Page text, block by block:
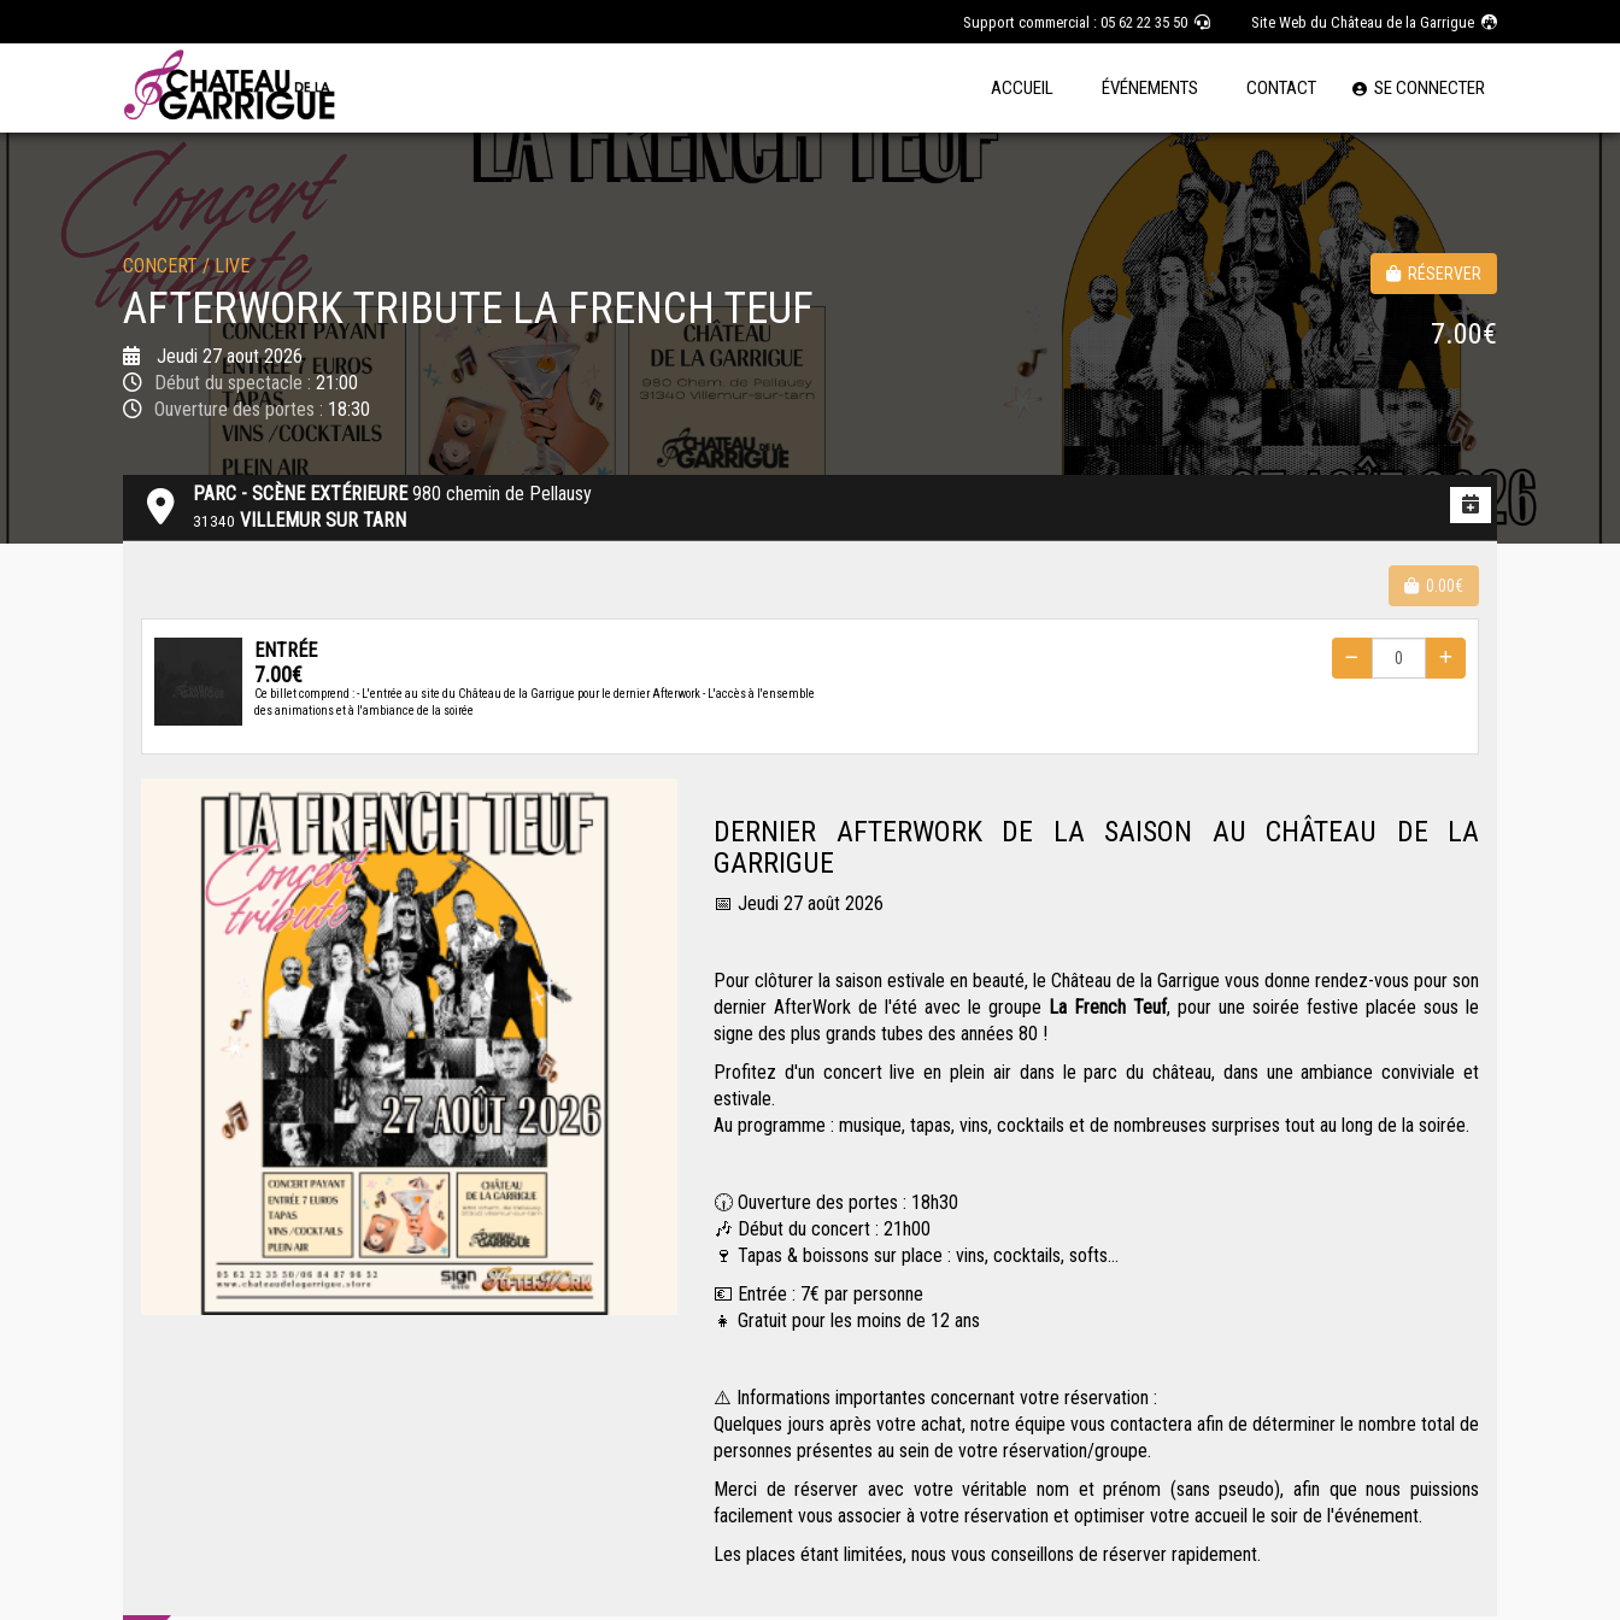
Support commercial : 05 62 22 35 50 Site Web du Château de la Garrigue
ACCUEIL ÉVÉNEMENTS CONTACT SE CONNECTER
CONCERT/LIVE
AFTERWORK TRIBUTE LA FRENCH TEUF
Jeudi 27aout 2026
Début du spectacle : 21:00
Ouverture des portes : 18:30
RÉSERVER
7.00€
PARC - SCÈNE EXTÉRIEURE980 chemin de Pellausy
31340 VILLEMUR SUR TARN
0.00€
ENTRÉE
7.00€
Ce billet comprend : - L'entrée au site du Château de la Garrigue pour le dernier Afterwork - L'accès à l'ensemble
des animations et à l'ambiance de la soirée
DERNIER AFTERWORK DE LA SAISON AU CHÂTEAU DE LA
GARRIGUE
📅 Jeudi 27 août 2026
Pour clôturer la saison estivale en beauté, le Château de la Garrigue vous donne rendez-vous pour son
dernier AfterWork de l'été avec le groupe La French Teuf, pour une soirée festive placée sous le
signe des plus grands tubes des années 80 !
Profitez d'un concert live en plein air dans le parc du château, dans une ambiance conviviale et
estivale.
Au programme : musique, tapas, vins, cocktails et de nombreuses surprises tout au long de la soirée.
🕡 Ouverture des portes : 18h30
🎶 Début du concert : 21h00
🍷 Tapas & boissons sur place : vins, cocktails, softs…
💶 Entrée : 7€ par personne
👧 Gratuit pour les moins de 12 ans
⚠️ Informations importantes concernant votre réservation :
Quelques jours après votre achat, notre équipe vous contactera afin de déterminer le nombre total de
personnes présentes au sein de votre réservation/groupe.
Merci de réserver avec votre véritable nom et prénom (sans pseudo), afin que nous puissions
facilement vous associer à votre réservation et optimiser votre accueil le soir de l'événement.
Les places étant limitées, nous vous conseillons de réserver rapidement.